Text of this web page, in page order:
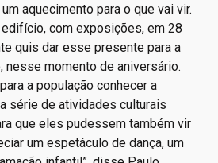
aquecimento para o que vai vir.
com exposições, em 28
quis dar esse presente para a
nesse momento de aniversário.
a população conhecer a
série de atividades culturais
que eles pudessem também vir
um espetáculo de dança, um